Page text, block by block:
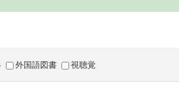
外国語図書 視聴覚